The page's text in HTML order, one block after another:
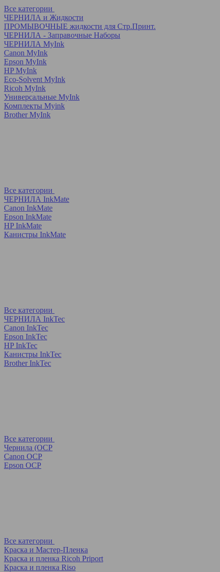
Все категории
ЧЕРНИЛА и Жидкости
ПРОМЫВОЧНЫЕ жидкости для Стр.Принт.
ЧЕРНИЛА - Заправочные Наборы
ЧЕРНИЛА MyInk
Canon MyInk
Epson MyInk
HP MyInk
Eco-Solvent MyInk
Ricoh MyInk
Универсальные MyInk
Комплекты Myink
Brother MyInk
Все категории
ЧЕРНИЛА InkMate
Canon InkMate
Epson InkMate
HP InkMate
Канистры InkMate
Все категории
ЧЕРНИЛА InkTec
Canon InkTec
Epson InkTec
HP InkTec
Канистры InkTec
Brother InkTec
Все категории
Чернила (OCP
Canon OCP
Epson OCP
Все категории
Краска и Мастер-Пленка
Краска и пленка Ricoh Priport
Краска и пленка Riso